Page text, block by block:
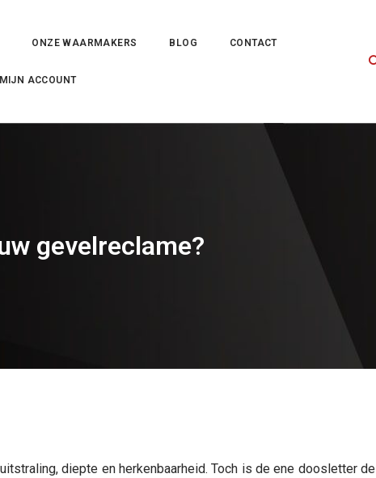
ONZE WAARMAKERS BLOG CONTACT
MIJN ACCOUNT
gevelreclame?
diepte en herkenbaarheid. Toch is de ene doosletter de